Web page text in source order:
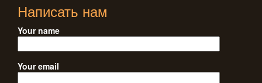
Написать нам
Your name
Your email